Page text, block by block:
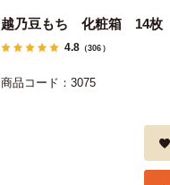
越乃豆もち 化粧箱 14枚
4.8（306）
商品コード：3075